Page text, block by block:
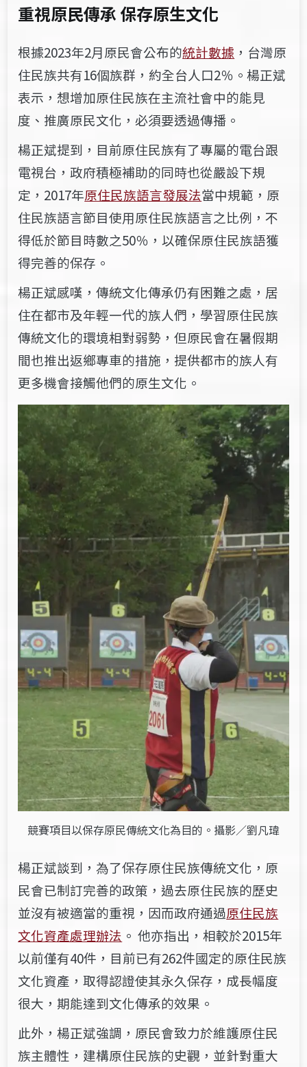
重視原民傳承 保存原生文化
根據2023年2月原民會公布的統計數據 ，台灣原
住民族共有16個族群，約全台人口2％。楊正斌
表示，想增加原住民族在主流社會中的能見
度、推廣原民文化，必須要透過傳播。
楊正斌提到，目前原住民族有了專屬的電台跟
電視台，政府積極補助的同時也從嚴設下規
定，2017年原住民族語言發展法當中規範，原
住民族語言節目使用原住民族語言之比例，不
得低於節目時數之50％，以確保原住民族語獲
得完善的保存。
楊正斌感嘆，傳統文化傳承仍有困難之處，居
住在都市及年輕一代的族人們，學習原住民族
傳統文化的環境相對弱勢，但原民會在暑假期
間也推出返鄉專車的措施，提供都市的族人有
更多機會接觸他們的原生文化。
競賽項目以保存原民傳統文化為目的。攝影／劉凡瑋
楊正斌談到，為了保存原住民族傳統文化，原
民會已制訂完善的政策，過去原住民族的歷史
並沒有被適當的重視，因而政府通過原住民族
文化資產處理辦法 。他亦指出，相較於2015年
以前僅有40件，目前已有262件國定的原住民族
文化資產，取得認證使其永久保存，成長幅度
很大，期能達到文化傳承的效果。
此外，楊正斌強調，原民會致力於維護原住民
族主體性，建構原住民族的史觀，並針對重大